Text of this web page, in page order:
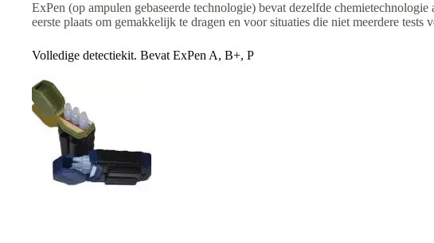
ExPen (op ampulen gebaseerde technologie) bevat dezelfde
eerste plaats om gemakkelijk te dragen en voor situaties die niet meerdere tests
Volledige detectiekit. Bevat ExPen A, B+, P